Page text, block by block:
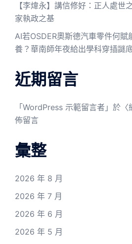
【李煒永】講信修好：正人處世
家執政之基
AI若OSDER奧斯德汽車零件何賦
養？華南師年夜給出學科穿插謎
近期留言
「 WordPress 示範留言者 」於〈
佈留言
彙整
2026 年 8 月
2026 年 7 月
2026 年 6 月
2026 年 5 月